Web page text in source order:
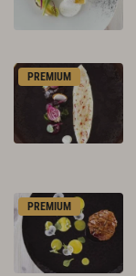
PREMIUM
PREMIUM